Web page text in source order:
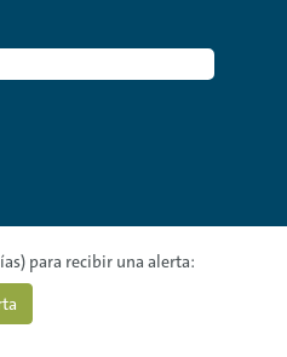
para recibir una alerta: